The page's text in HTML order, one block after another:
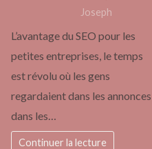
Joseph
L’avantage du SEO pour les
petites entreprises, le temps
est révolu où les gens
regardaient dans les annonces
dans les…
Continuer la lecture